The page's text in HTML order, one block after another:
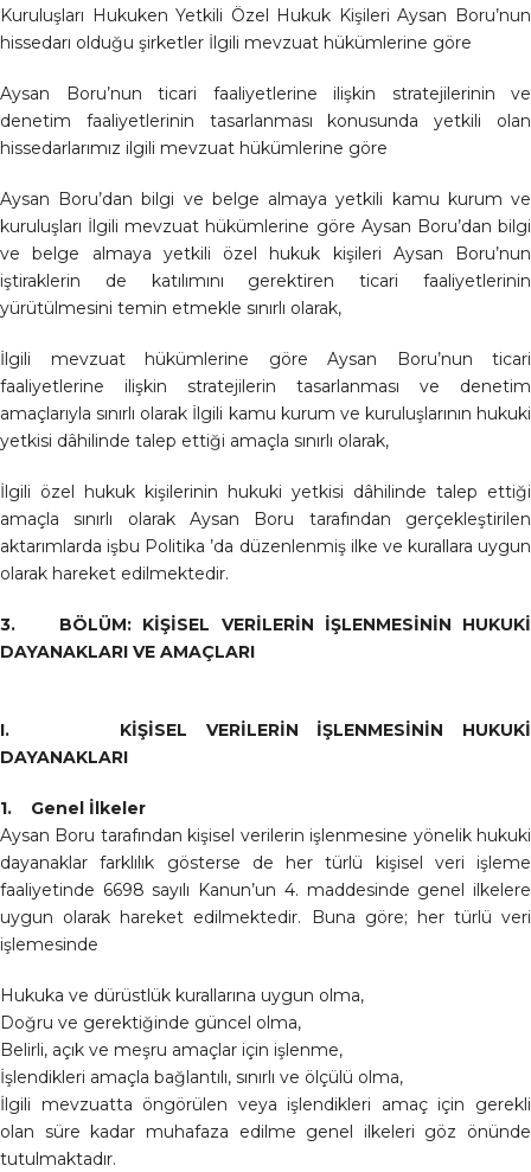
Kuruluşları Hukuken Yetkili Özel Hukuk Kişileri Aysan Boru’nun
hissedarı olduğu şirketler İlgili mevzuat hükümlerine göre
Aysan Boru’nun ticari faaliyetlerine ilişkin stratejilerinin ve
denetim faaliyetlerinin tasarlanması konusunda yetkili olan
hissedarlarımız ilgili mevzuat hükümlerine göre
Aysan Boru’dan bilgi ve belge almaya yetkili kamu kurum ve
kuruluşları İlgili mevzuat hükümlerine göre Aysan Boru’dan bilgi
ve belge almaya yetkili özel hukuk kişileri Aysan Boru’nun
iştiraklerin de katılımını gerektiren ticari faaliyetlerinin
yürütülmesini temin etmekle sınırlı olarak,
İlgili mevzuat hükümlerine göre Aysan Boru’nun ticari
faaliyetlerine ilişkin stratejilerin tasarlanması ve denetim
amaçlarıyla sınırlı olarak İlgili kamu kurum ve kuruluşlarının hukuki
yetkisi dâhilinde talep ettiği amaçla sınırlı olarak,
İlgili özel hukuk kişilerinin hukuki yetkisi dâhilinde talep ettiği
amaçla sınırlı olarak Aysan Boru tarafından gerçekleştirilen
aktarımlarda işbu Politika ’da düzenlenmiş ilke ve kurallara uygun
olarak hareket edilmektedir.
3. BÖLÜM: KİŞİSEL VERİLERİN İŞLENMESİNİN HUKUKİ
DAYANAKLARI VE AMAÇLARI
I. KİŞİSEL VERİLERİN İŞLENMESİNİN HUKUKİ
DAYANAKLARI
1. Genel İlkeler
Aysan Boru tarafından kişisel verilerin işlenmesine yönelik hukuki
dayanaklar farklılık gösterse de her türlü kişisel veri işleme
faaliyetinde 6698 sayılı Kanun’un 4. maddesinde genel ilkelere
uygun olarak hareket edilmektedir. Buna göre; her türlü veri
işlemesinde
Hukuka ve dürüstlük kurallarına uygun olma,
Doğru ve gerektiğinde güncel olma,
Belirli, açık ve meşru amaçlar için işlenme,
İşlendikleri amaçla bağlantılı, sınırlı ve ölçülü olma,
İlgili mevzuatta öngörülen veya işlendikleri amaç için gerekli
olan süre kadar muhafaza edilme genel ilkeleri göz önünde
tutulmaktadır.